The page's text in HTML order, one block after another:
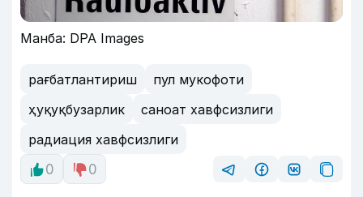
Манба: DPA Images
рағбатлантириш
пул мукофоти
ҳуқуқбузарлик
саноат хавфсизлиги
радиация хавфсизлиги
0
0